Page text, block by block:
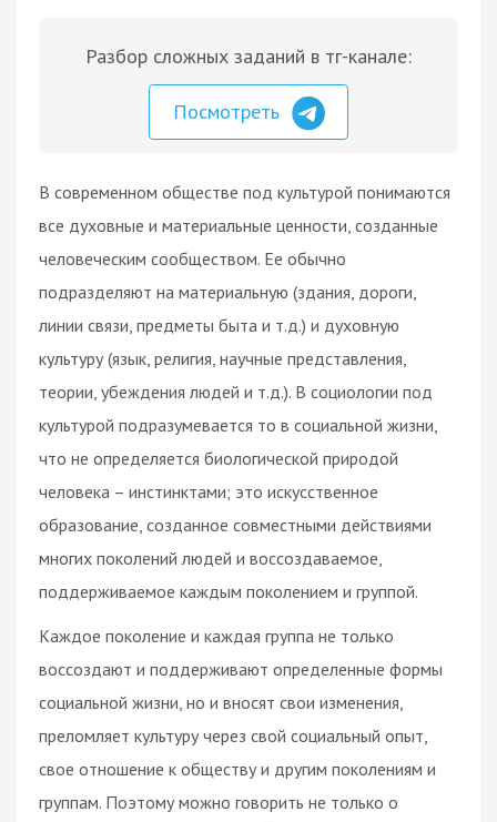
Разбор сложных заданий в тг-канале:
Посмотреть
В современном обществе под культурой понимаются
все духовные и материальные ценности, созданные
человеческим сообществом. Ее обычно
подразделяют на материальную (здания, дороги,
линии связи, предметы быта и т.д.) и духовную
культуру (язык, религия, научные представления,
теории, убеждения людей и т.д.). В социологии под
культурой подразумевается то в социальной жизни,
что не определяется биологической природой
человека – инстинктами; это искусственное
образование, созданное совместными действиями
многих поколений людей и воссоздаваемое,
поддерживаемое каждым поколением и группой.
Каждое поколение и каждая группа не только
воссоздают и поддерживают определенные формы
социальной жизни, но и вносят свои изменения,
преломляет культуру через свой социальный опыт,
свое отношение к обществу и другим поколениям и
группам. Поэтому можно говорить не только о